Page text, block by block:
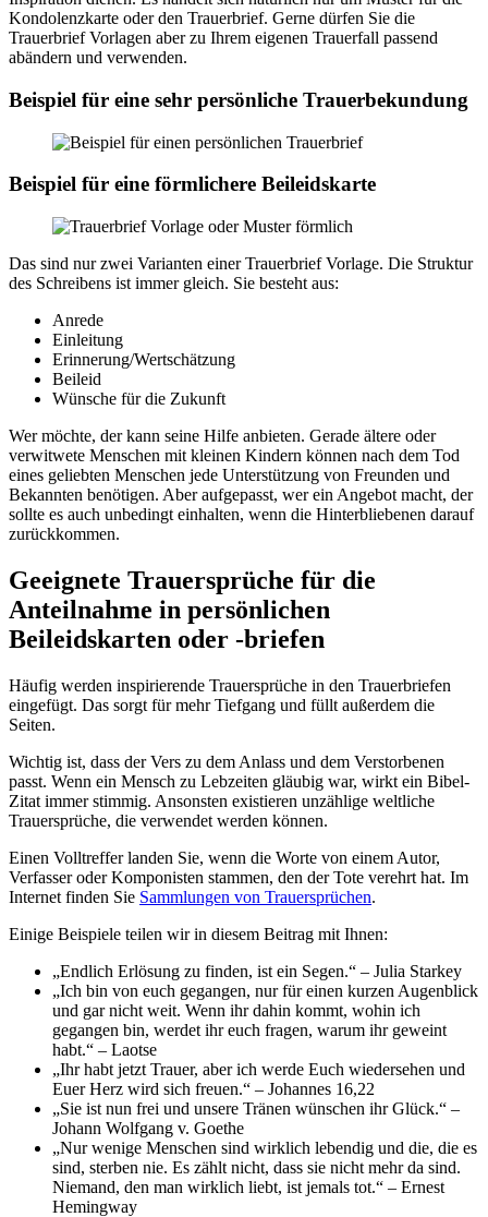
Kondolenzkarte oder den Trauerbrief. Gerne dürfen Sie die
Trauerbrief Vorlagen aber zu Ihrem eigenen Trauerfall passend
abändern und verwenden.
Beispiel für eine sehr persönliche Trauerbekundung
Beispiel für eine förmlichere Beileidskarte
Das sind nur zwei Varianten einer Trauerbrief Vorlage. Die Struktur
des Schreibens ist immer gleich. Sie besteht aus:
Anrede
Einleitung
Erinnerung/Wertschätzung
Beileid
Wünsche für die Zukunft
Wer möchte, der kann seine Hilfe anbieten. Gerade ältere oder
verwitwete Menschen mit kleinen Kindern können nach dem Tod
eines geliebten Menschen jede Unterstützung von Freunden und
Bekannten benötigen. Aber aufgepasst, wer ein Angebot macht, der
sollte es auch unbedingt einhalten, wenn die Hinterbliebenen darauf
zurückkommen.
Geeignete Trauersprüche für die
Anteilnahme in persönlichen
Beileidskarten oder -briefen
Häufig werden inspirierende Trauersprüche in den Trauerbriefen
eingefügt. Das sorgt für mehr Tiefgang und füllt außerdem die
Seiten.
Wichtig ist, dass der Vers zu dem Anlass und dem Verstorbenen
passt. Wenn ein Mensch zu Lebzeiten gläubig war, wirkt ein Bibel-
Zitat immer stimmig. Ansonsten existieren unzählige weltliche
Trauersprüche, die verwendet werden können.
Einen Volltreffer landen Sie, wenn die Worte von einem Autor,
Verfasser oder Komponisten stammen, den der Tote verehrt hat. Im
Internet finden Sie Sammlungen von Trauersprüchen.
Einige Beispiele teilen wir in diesem Beitrag mit Ihnen:
„Endlich Erlösung zu finden, ist ein Segen.“ – Julia Starkey
„Ich bin von euch gegangen, nur für einen kurzen Augenblick
und gar nicht weit. Wenn ihr dahin kommt, wohin ich
gegangen bin, werdet ihr euch fragen, warum ihr geweint
habt.“ – Laotse
„Ihr habt jetzt Trauer, aber ich werde Euch wiedersehen und
Euer Herz wird sich freuen.“ – Johannes 16,22
„Sie ist nun frei und unsere Tränen wünschen ihr Glück.“ –
Johann Wolfgang v. Goethe
„Nur wenige Menschen sind wirklich lebendig und die, die es
sind, sterben nie. Es zählt nicht, dass sie nicht mehr da sind.
Niemand, den man wirklich liebt, ist jemals tot.“ – Ernest
Hemingway